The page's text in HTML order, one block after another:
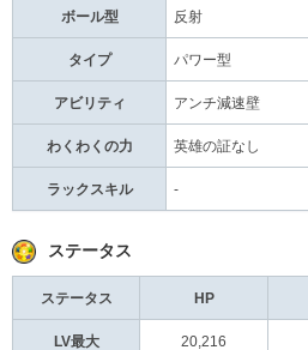
ボール型 反射
タイプ パワー型
アビリティ アンチ減速壁
わくわくの力 英雄の証なし
ラックスキル -
ステータス
ステータス HP
LV最大 20,216